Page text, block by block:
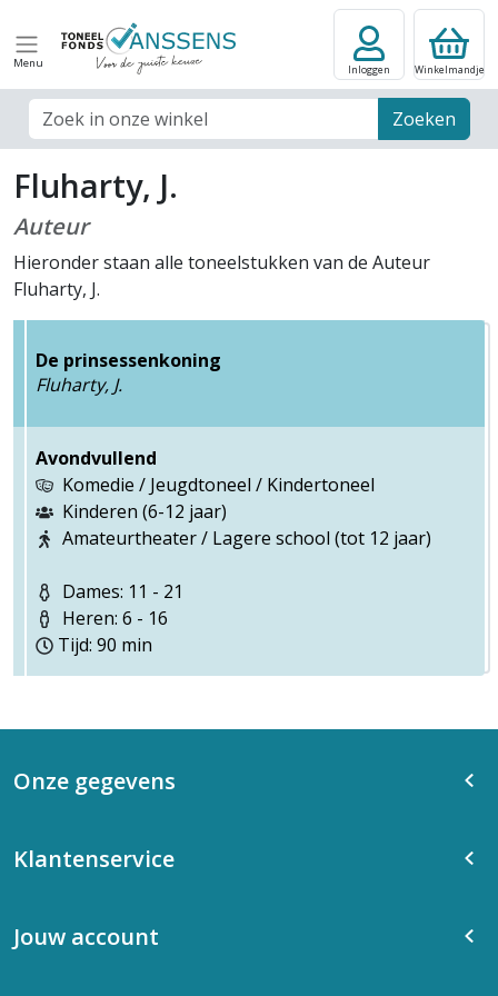
Menu
Zoek veld Zoeken
Inloggen Winkelmandje
Fluharty, J.
Auteur
Hieronder staan alle toneelstukken van de Auteur
Fluharty, J.
De prinsessenkoning
Fluharty, J.
Avondvullend
Komedie / Jeugdtoneel / Kindertoneel
Kinderen (6-12 jaar)
Amateurtheater / Lagere school (tot 12 jaar)
Dames: 11 - 21
Heren: 6 - 16
Tijd: 90 min
Onze gegevens
Klantenservice
Jouw account